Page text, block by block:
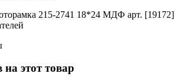
215-2741 18*24 МДФ арт. [19172]
этот товар